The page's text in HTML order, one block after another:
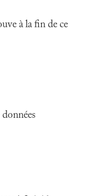
à la fin de ce